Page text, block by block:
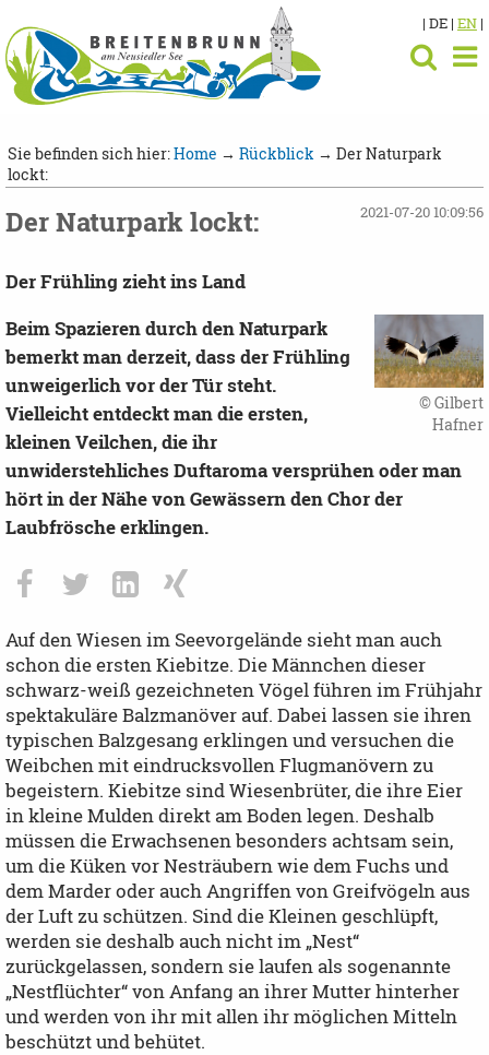
| DE | EN|
Sie befinden sich hier:Home → Rückblick → Der Naturpark
lockt:
2021-07-20 10:09:56
Der Naturpark lockt:
Der Frühling zieht ins Land
© Gilbert
Hafner
Beim Spazieren durch den Naturpark
bemerkt man derzeit, dass der Frühling
unweigerlich vor der Tür steht.
Vielleicht entdeckt man die ersten,
kleinen Veilchen, die ihr
unwiderstehliches Duftaroma versprühen oder man
hört in der Nähe von Gewässern den Chor der
Laubfrösche erklingen.
Auf den Wiesen im Seevorgelände sieht man auch
schon die ersten Kiebitze. Die Männchen dieser
schwarz-weiß gezeichneten Vögel führen im Frühjahr
spektakuläre Balzmanöver auf. Dabei lassen sie ihren
typischen Balzgesang erklingen und versuchen die
Weibchen mit eindrucksvollen Flugmanövern zu
begeistern. Kiebitze sind Wiesenbrüter, die ihre Eier
in kleine Mulden direkt am Boden legen. Deshalb
müssen die Erwachsenen besonders achtsam sein,
um die Küken vor Nesträubern wie dem Fuchs und
dem Marder oder auch Angriffen von Greifvögeln aus
der Luft zu schützen. Sind die Kleinen geschlüpft,
werden sie deshalb auch nicht im „Nest“
zurückgelassen, sondern sie laufen als sogenannte
„Nestflüchter“ von Anfang an ihrer Mutter hinterher
und werden von ihr mit allen ihr möglichen Mitteln
beschützt und behütet.